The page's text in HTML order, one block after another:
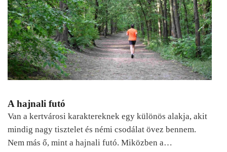
A hajnali futó
Van a kertvárosi karaktereknek egy különös alakja, akit
mindig nagy tisztelet és némi csodálat övez bennem.
Nem más ő, mint a hajnali futó. Miközben a…